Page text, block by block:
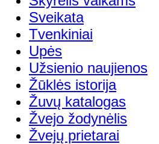
Sveikata
Tvenkiniai
Upės
Užsienio naujienos
Žūklės istorija
Žuvų katalogas
Žvejo žodynėlis
Žvejų prietarai